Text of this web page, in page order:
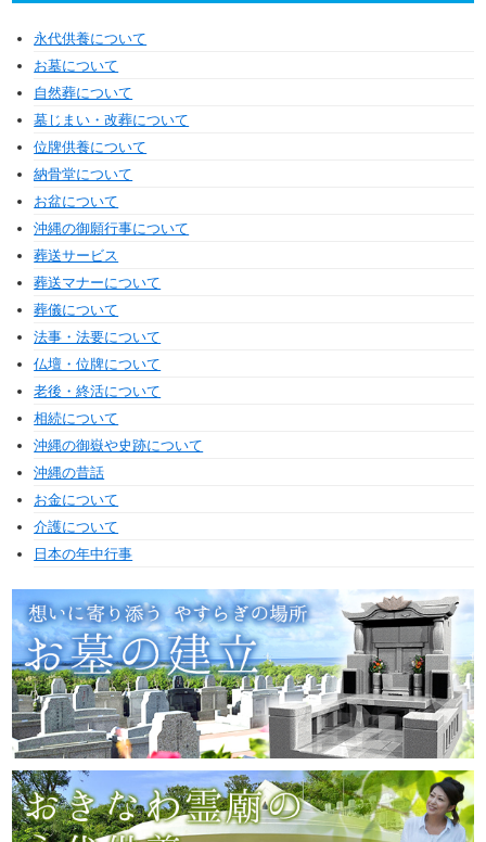
永代供養について
お墓について
自然葬について
墓じまい・改葬について
位牌供養について
納骨堂について
お盆について
沖縄の御願行事について
葬送サービス
葬送マナーについて
葬儀について
法事・法要について
仏壇・位牌について
老後・終活について
相続について
沖縄の御嶽や史跡について
沖縄の昔話
お金について
介護について
日本の年中行事